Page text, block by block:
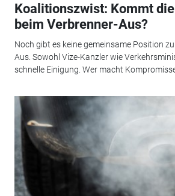
Koalitionszwist: Kommt
beim Verbrenner-Aus?
Noch gibt es keine gemeinsame Position
Aus. Sowohl Vize-Kanzler wie
schnelle Einigung. Wer macht